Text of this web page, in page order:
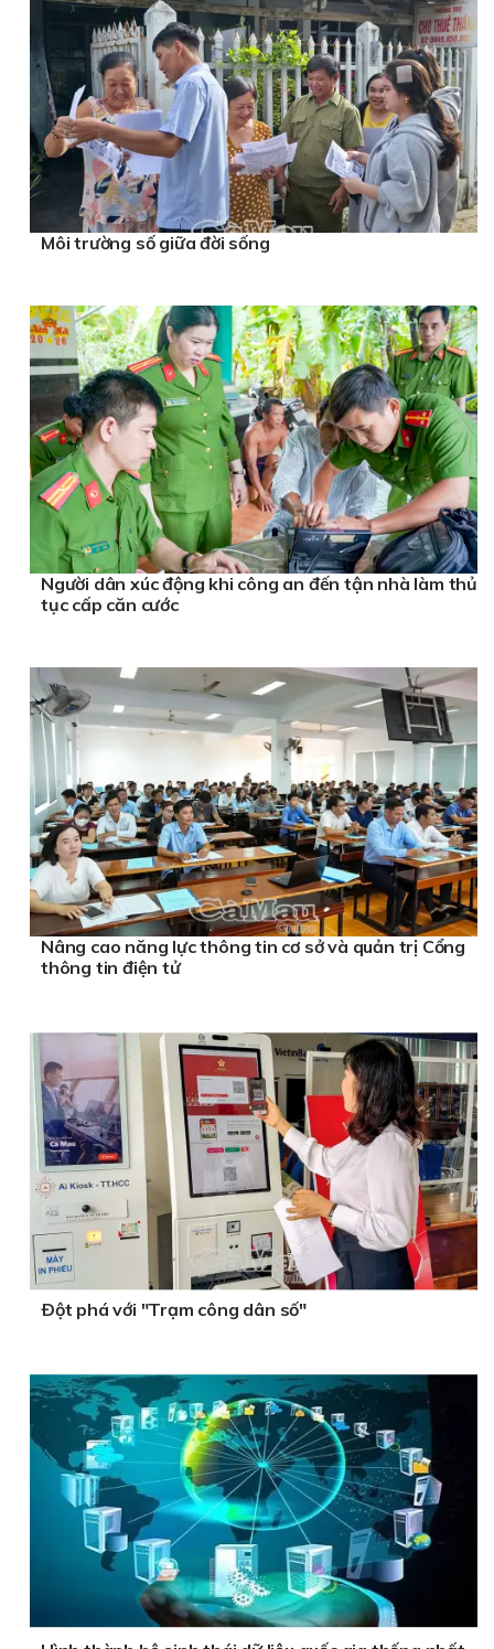
Môi trường số giữa đời sống
Người dân xúc động khi công an đến tận nhà làm thủ
tục cấp căn cước
Nâng cao năng lực thông tin cơ sở và quản trị Cổng
thông tin điện tử
Ðột phá với "Trạm công dân số"